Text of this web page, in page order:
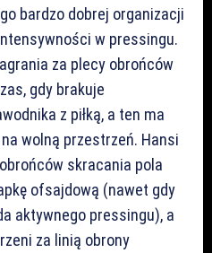
bardzo dobrej organizacji
w pressingu.
za plecy obrońców
gdy brakuje
z piłką, a ten ma
wolną przestrzeń. Hansi
skracania pola
ofsajdową (nawet gdy
aktywnego pressingu), a
za linią obrony